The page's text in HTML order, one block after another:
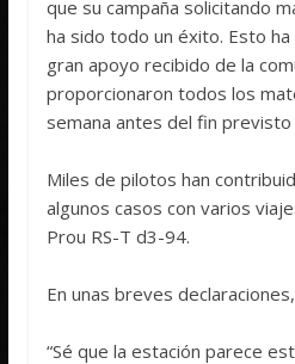
que su campaña solicitando
ha sido todo un éxito. Esto
gran apoyo recibido de la
proporcionaron todos los
semana antes del fin previsto
Miles de pilotos han
algunos casos con varios
Prou RS-T d3-94.
En unas breves
“Sé que la estación parece